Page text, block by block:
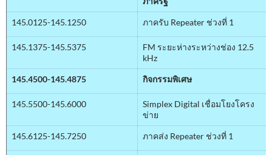
145.0125-145.1250 ภาครับ Repeater ช่วงที่ 1
145.1375-145.5375
FM ระยะห่างระหว่างช่อง 12.5
kHz
145.4500-145.4875 กิจกรรมพิเศษ
145.5500-145.6000
Simplex Digital เชื่อมโยงโครง
ข่าย
145.6125-145.7250 ภาคส่ง Repeater ช่วงที่ 1